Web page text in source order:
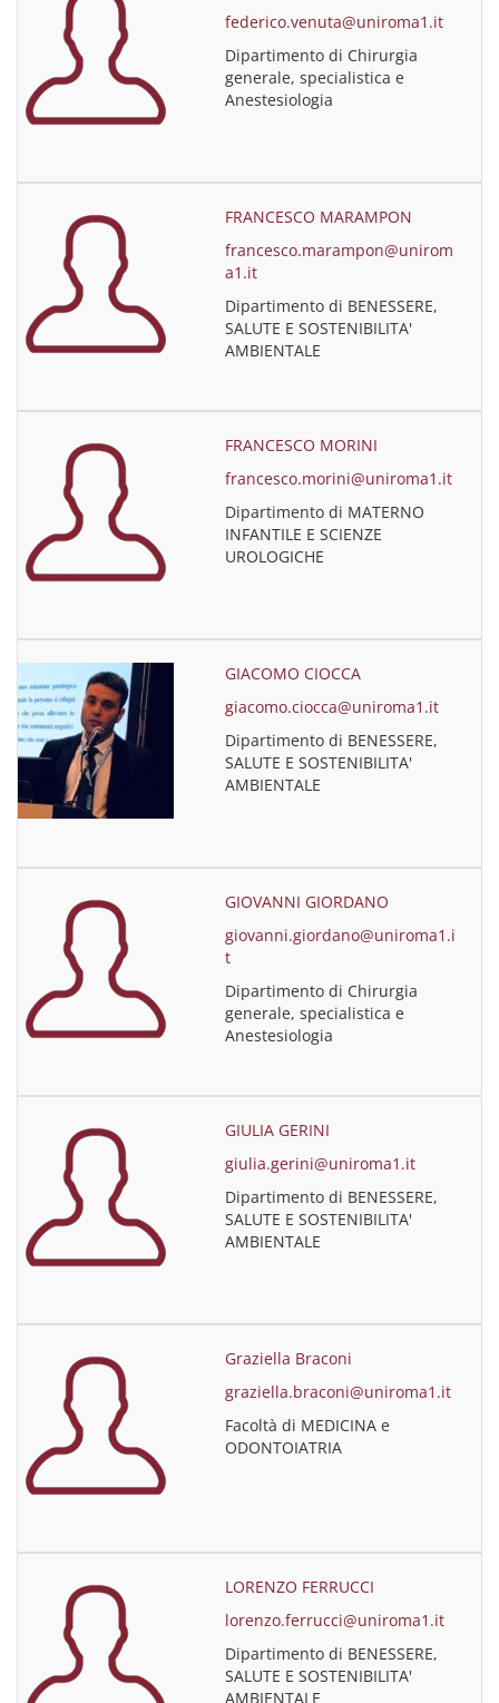
federico.venuta@uniroma1.it
Dipartimento di Chirurgia
generale, specialistica e
Anestesiologia
FRANCESCO MARAMPON
francesco.marampon@unirom
a1.it
Dipartimento di BENESSERE,
SALUTE E SOSTENIBILITA'
AMBIENTALE
FRANCESCO MORINI
francesco.morini@uniroma1.it
Dipartimento di MATERNO
INFANTILE E SCIENZE
UROLOGICHE
GIACOMO CIOCCA
giacomo.ciocca@uniroma1.it
Dipartimento di BENESSERE,
SALUTE E SOSTENIBILITA'
AMBIENTALE
GIOVANNI GIORDANO
giovanni.giordano@uniroma1.i
t
Dipartimento di Chirurgia
generale, specialistica e
Anestesiologia
GIULIA GERINI
giulia.gerini@uniroma1.it
Dipartimento di BENESSERE,
SALUTE E SOSTENIBILITA'
AMBIENTALE
Graziella Braconi
graziella.braconi@uniroma1.it
Facoltà di MEDICINA e
ODONTOIATRIA
LORENZO FERRUCCI
lorenzo.ferrucci@uniroma1.it
Dipartimento di BENESSERE,
SALUTE E SOSTENIBILITA'
AMBIENTALE